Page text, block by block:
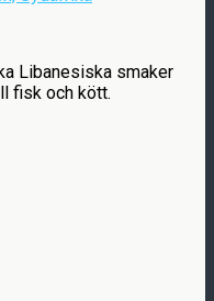
Libanesiska smaker
fisk och kött.